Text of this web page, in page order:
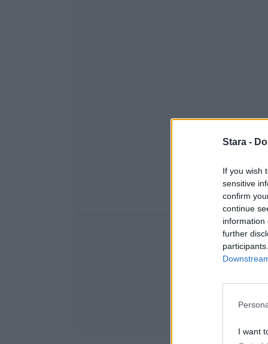
Stara -
If you wish
sensitive
confirm
continue
information
further
I want